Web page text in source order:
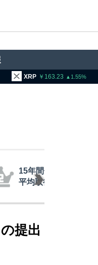
BNB 93,739.0
米クラリティー法案
月まで延期＝報道
提出